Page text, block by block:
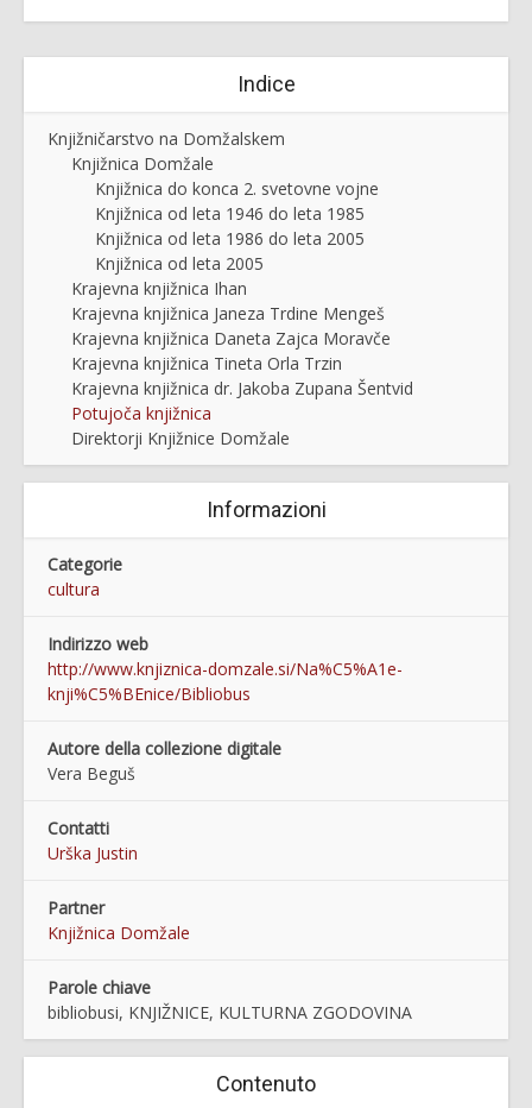
Indice
Knjižničarstvo na Domžalskem
Knjižnica Domžale
Knjižnica do konca 2. svetovne vojne
Knjižnica od leta 1946 do leta 1985
Knjižnica od leta 1986 do leta 2005
Knjižnica od leta 2005
Krajevna knjižnica Ihan
Krajevna knjižnica Janeza Trdine Mengeš
Krajevna knjižnica Daneta Zajca Moravče
Krajevna knjižnica Tineta Orla Trzin
Krajevna knjižnica dr. Jakoba Zupana Šentvid
Potujoča knjižnica
Direktorji Knjižnice Domžale
Informazioni
Categorie
cultura
Indirizzo web
http://www.knjiznica-domzale.si/Na%C5%A1e-
knji%C5%BEnice/Bibliobus
Autore della collezione digitale
Vera Beguš
Contatti
Urška Justin
Partner
Knjižnica Domžale
Parole chiave
bibliobusi, KNJIŽNICE, KULTURNA ZGODOVINA
Contenuto